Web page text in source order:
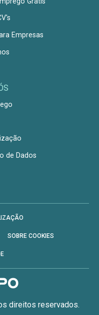
Empresas
de Dados
SOBRE COOKIES
direitos reservados.